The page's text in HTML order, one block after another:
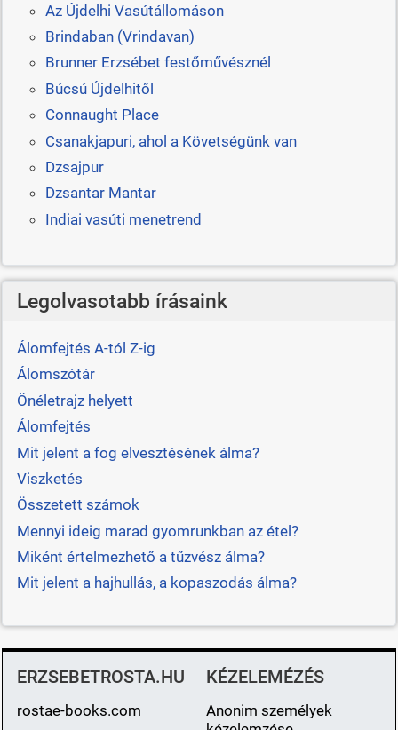
Az Újdelhi Vasútállomáson
Brindaban (Vrindavan)
Brunner Erzsébet festőművésznél
Búcsú Újdelhitől
Connaught Place
Csanakjapuri, ahol a Követségünk van
Dzsajpur
Dzsantar Mantar
Indiai vasúti menetrend
Legolvasotabb írásaink
Álomfejtés A-tól Z-ig
Álomszótár
Önéletrajz helyett
Álomfejtés
Mit jelent a fog elvesztésének álma?
Viszketés
Összetett számok
Mennyi ideig marad gyomrunkban az étel?
Miként értelmezhető a tűzvész álma?
Mit jelent a hajhullás, a kopaszodás álma?
ERZSEBETROSTA.HU
rostae-books.com
KÉZELEMÉZÉS
Anonim személyek